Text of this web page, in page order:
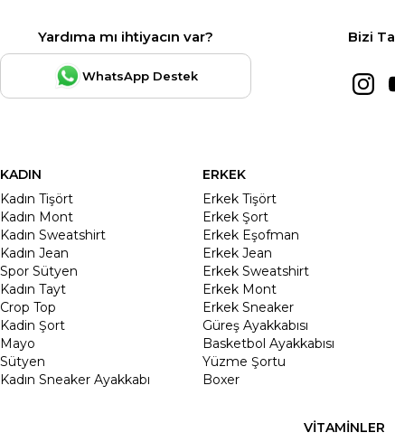
Yardıma mı ihtiyacın var?
WhatsApp Destek
Bizi
KADIN
Kadın Tişört
Kadın Mont
Kadın Sweatshirt
Kadın Jean
Spor Sütyen
Kadın Tayt
Crop Top
Kadin Şort
Mayo
Sütyen
Kadın Sneaker Ayakkabı
ERKEK
Erkek Tişört
Erkek Şort
Erkek Eşofman
Erkek Jean
Erkek Sweatshirt
Erkek Mont
Erkek Sneaker
Güreş Ayakkabısı
Basketbol Ayakkabısı
Yüzme Şortu
Boxer
VİTAMİNLER